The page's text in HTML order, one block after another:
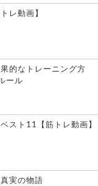
レ動画】
的なトレーニング方
ール
スト11【筋トレ動画】
実の物語